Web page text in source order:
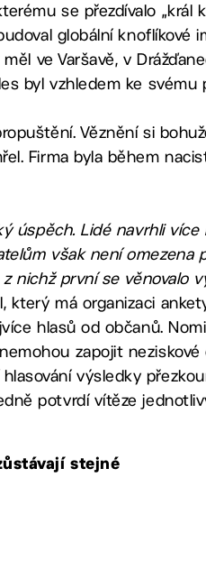
se přezdívalo „král
globální
ve Varšavě, v
byl vzhledem ke
Věznění si
Firma byla během
úspěch. Lidé navrhli
však není omezena
nichž první se věnovalo
který má organizaci
hlasů od občanů.
zapojit
výsledky
potvrdí vítěze
stejné